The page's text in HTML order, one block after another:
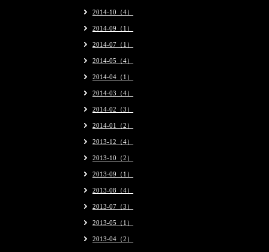
2014-10（4）
2014-09（1）
2014-07（1）
2014-05（4）
2014-04（1）
2014-03（4）
2014-02（3）
2014-01（2）
2013-12（4）
2013-10（2）
2013-09（1）
2013-08（4）
2013-07（3）
2013-05（1）
2013-04（2）